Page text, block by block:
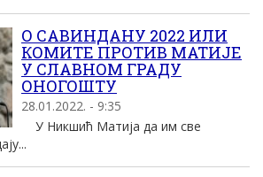
О САВИНДАНУ 2022 ИЛИ
КОМИТЕ ПРОТИВ МАТИЈЕ
У СЛАВНОМ ГРАДУ
ОНОГОШТУ
28.01.2022. - 9:35
У Никшић Матија да им све